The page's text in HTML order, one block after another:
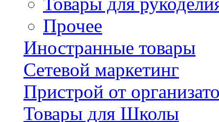
Прочее
Иностранные товары
Сетевой маркетинг
Пристрой от
Товары для Школы